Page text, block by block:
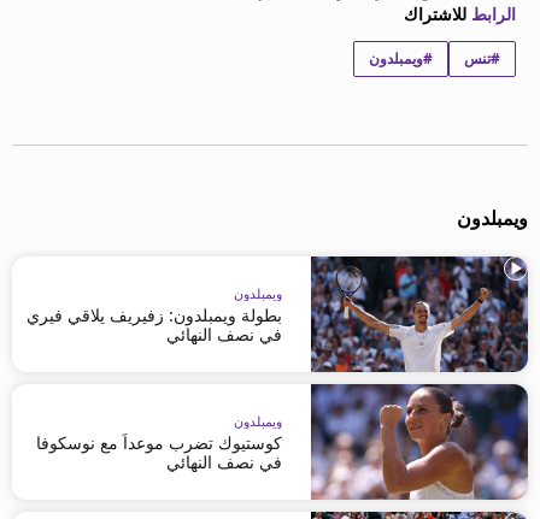
الرابط للاشتراك
#تنس #ويمبلدون
ويمبلدون
ويمبلدون
بطولة ويمبلدون: زفيريف يلاقي فيري
في نصف النهائي
ويمبلدون
كوستيوك تضرب موعداً مع نوسكوفا
في نصف النهائي